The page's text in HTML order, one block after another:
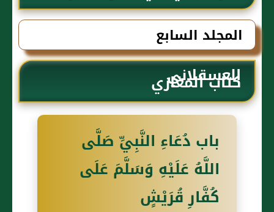
البخاري للحافظ ابن حجر
العسقلاني
المجلد السابع
كتاب المغازي
باب دُعَاءِ النَّبِيِّ صَلَّى
اللَّهُ عَلَيْهِ وَسَلَّمَ عَلَى
كُفَّارِ قُرَيْشٍ